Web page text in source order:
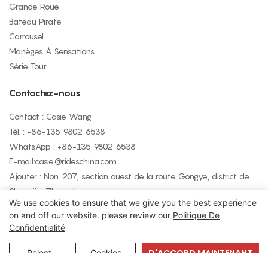
Grande Roue
Bateau Pirate
Carrousel
Manèges À Sensations
Série Tour
Contactez-nous
Contact : Casie Wang
Tél. : +86-135 9802 6538
WhatsApp : +86-135 9802 6538
E-mail:casie@rideschina.com
Ajouter : Non. 207, section ouest de la route Gongye, district de
Shangjie, Zhengzhou
Copyright © 2026 LMQ | www.lmqrides.com
Politique de confidentialité
We use cookies to ensure that we give you the best experience
on and off our website. please review our Politique De
Confidentialité